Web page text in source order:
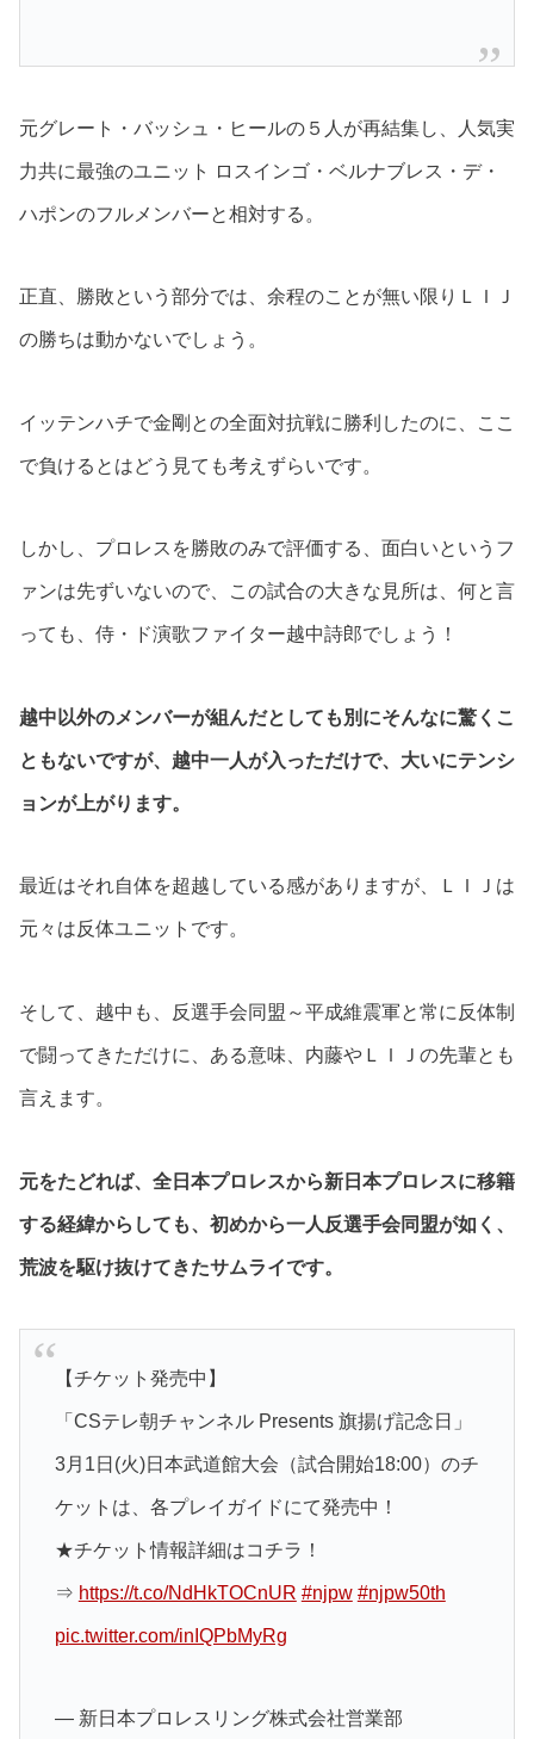
元グレート・バッシュ・ヒールの５人が再結集し、人気実
力共に最強のユニット ロスインゴ・ベルナブレス・デ・
ハポンのフルメンバーと相対する。
正直、勝敗という部分では、余程のことが無い限りＬＩＪ
の勝ちは動かないでしょう。
イッテンハチで金剛との全面対抗戦に勝利したのに、ここ
で負けるとはどう見ても考えずらいです。
しかし、プロレスを勝敗のみで評価する、面白いというフ
ァンは先ずいないので、この試合の大きな見所は、何と言
っても、侍・ド演歌ファイター越中詩郎でしょう！
越中以外のメンバーが組んだとしても別にそんなに驚くこ
ともないですが、越中一人が入っただけで、大いにテンシ
ョンが上がります。
最近はそれ自体を超越している感がありますが、ＬＩＪは
元々は反体ユニットです。
そして、越中も、反選手会同盟～平成維震軍と常に反体制
で闘ってきただけに、ある意味、内藤やＬＩＪの先輩とも
言えます。
元をたどれば、全日本プロレスから新日本プロレスに移籍
する経緯からしても、初めから一人反選手会同盟が如く、
荒波を駆け抜けてきたサムライです。
【チケット発売中】
「CSテレ朝チャンネル Presents 旗揚げ記念日」
3月1日(火)日本武道館大会（試合開始18:00）のチ
ケットは、各プレイガイドにて発売中！
★チケット情報詳細はコチラ！
⇒ https://t.co/NdHkTOCnUR #njpw #njpw50th
pic.twitter.com/inIQPbMyRg
— 新日本プロレスリング株式会社営業部